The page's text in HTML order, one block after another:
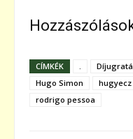
CÍMKÉK
Hugo Simon
rodrigo pessoa